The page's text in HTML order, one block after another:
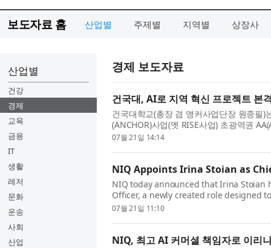
보도자료 홈 산업별 주제별 지역별 상장사
산업별
건강
경제
교육
금융
IT
생활
레저
문화
운송
사회
산업
경제 보도자료
건국대, AI로 지역 혁신 프로젝트 본
건국대학교(총장 겸 앵커사업단장 원종필)
(ANCHOR)사업(옛 RISE사업) 초광역권
컬 AI 기반의 지역 현안 해결 프로젝트와
07월 21일 14:14
NIQ Appoints Irina Stoian as
NIQ today announced that Irina Stoian
Officer, a newly created role designed
and help clients turn the company’s AI
07월 21일 11:10
NIQ, 최고 AI 커머셜 책임자로 이리